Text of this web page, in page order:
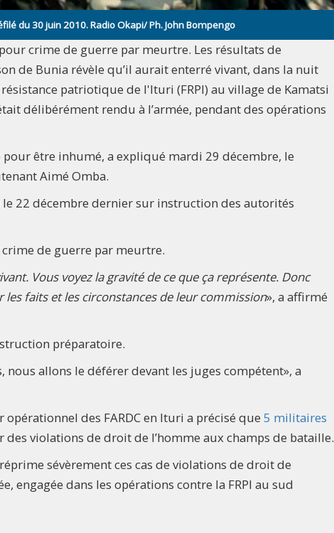
du 30 juin 2010. Radio Okapi/ Ph. John Bompengo
crime de guerre par meurtre. Les résultats de
de Bunia révèle qu’il aurait enterré vivant, dans la nuit
patriotique de l'Ituri (FRPI) au village de Kamatsi
délibérément rendu à l’armée, pendant des opérations
être inhumé, a expliqué mardi 29 décembre, le
Aimé Omba.
le 22 décembre dernier sur instruction des autorités
de guerre par meurtre.
Vous voyez la gravité de ce que ça représente. Donc
faits et les circonstances de leur commission», a affirmé
préparatoire.
allons le déférer devant les juges compétent», a
des FARDC en Ituri a précisé que 5 militaires
des violations de droit de l’homme aux champs de bataille.
sévèrement ces cas de violations de droit de
engagée dans les opérations contre la FRPI au sud